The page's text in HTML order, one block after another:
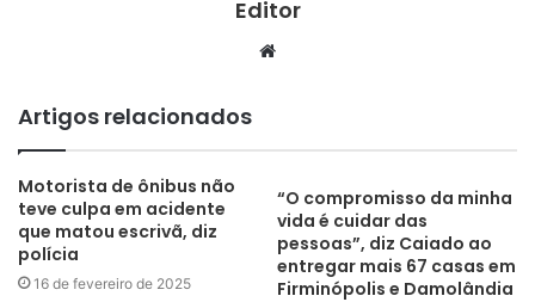
Editor
Website
Artigos relacionados
Motorista de ônibus não
teve culpa em acidente
que matou escrivã, diz
polícia
16 de fevereiro de 2025
“O compromisso da minha
vida é cuidar das
pessoas”, diz Caiado ao
entregar mais 67 casas em
Firminópolis e Damolândia